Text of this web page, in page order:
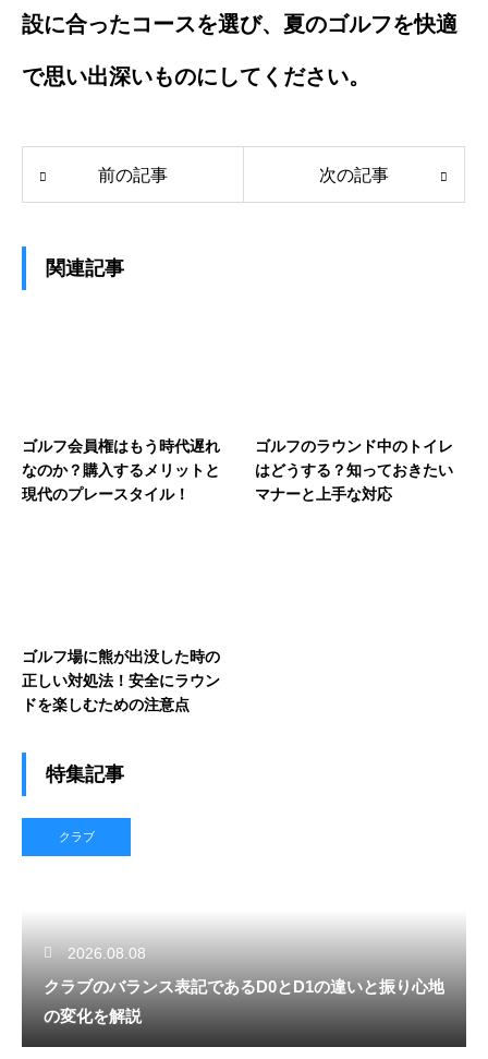
設に合ったコースを選び、夏のゴルフを快適
で思い出深いものにしてください。
前の記事 次の記事
関連記事
ゴルフ会員権はもう時代遅れ
なのか？購入するメリットと
現代のプレースタイル！
ゴルフのラウンド中のトイレ
はどうする？知っておきたい
マナーと上手な対応
ゴルフ場に熊が出没した時の
正しい対処法！安全にラウン
ドを楽しむための注意点
特集記事
クラブ
2026.08.08
クラブのバランス表記であるD0とD1の違いと振り心地
の変化を解説